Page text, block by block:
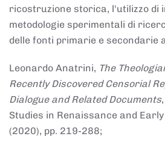
ricostruzione storica, l'utilizzo di
metodologie sperimentali di
delle fonti primarie e secondarie
Leonardo Anatrini, The
Recently Discovered Censorial
Dialogue and Related Documents
Studies in Renaissance and
(2020), pp. 219-288;